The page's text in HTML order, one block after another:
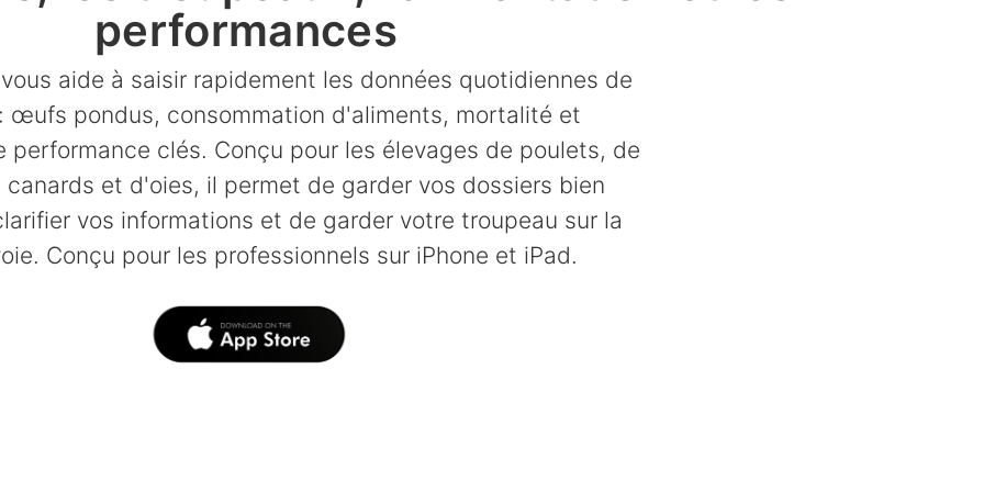
performances
aide à saisir rapidement les données quotidiennes de
œufs pondus, consommation d'aliments, mortalité et
performance clés. Conçu pour les élevages de poulets, de
et d'oies, il permet de garder vos dossiers bien
vos informations et de garder votre troupeau sur la
Conçu pour les professionnels sur iPhone et iPad.